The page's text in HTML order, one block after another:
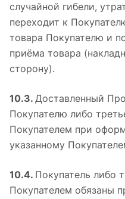
случайной гибели,
переходит к
товара Покупателю и
приёма товара
сторону).
10.3. Доставленный
Покупателю либо
Покупателем при
указанному
10.4. Покупатель либо
Покупателем обязаны